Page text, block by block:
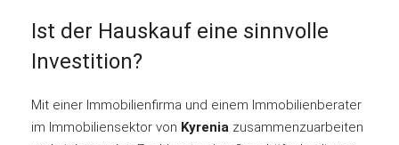
Ist der Hauskauf eine sinnvolle
Investition?
Mit einer Immobilienfirma und einem Immobilienberater
im Immobiliensektor von Kyrenia zusammenzuarbeiten